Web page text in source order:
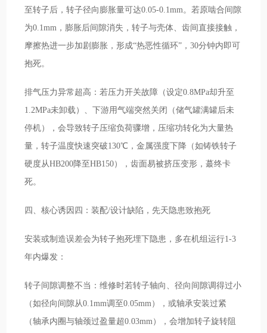
至转子后，转子径向膨胀量可达0.05-0.1mm。若原啮合间隙
为0.1mm，膨胀后间隙消失，转子与壳体、齿间直接接触，
摩擦热进一步加剧膨胀，形成“热恶性循环”，30分钟内即可
抱死。
排气压力异常超高：若压力开关故障（设定0.8MPa却升至
1.2MPa未卸载）、下游用气端突然关闭（储气罐满罐后未
停机），会导致转子压缩负荷骤增，压缩功转化为大量热
量，转子温度快速突破130℃，金属强度下降（如铸铁转子
硬度从HB200降至HB150），齿面易被挤压变形，蕞终卡
死。
四、核心诱因四：装配/设计缺陷，先天隐患致抱死
安装或制造误差会为转子抱死埋下隐患，多在机组运行1-3
年内爆发：
转子间隙调整不当：维修时若转子轴向、径向间隙调得过小
（如径向间隙从0.1mm调至0.05mm），或轴承安装过紧
（轴承内圈与轴颈过盈量超0.03mm），会增加转子旋转阻